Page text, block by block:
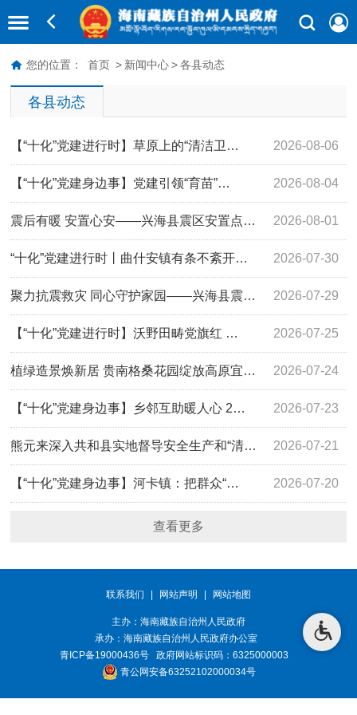
您的位置： 首页 > 新闻中心 > 各县动态
各县动态
2026-08-06
【“十化”党建进行时】草原上的“清洁卫…
2026-08-04
【“十化”党建身边事】党建引领“育苗”…
2026-08-01
震后有暖 安置心安——兴海县震区安置点…
2026-07-30
“十化”党建进行时丨曲什安镇有条不紊开…
2026-07-29
聚力抗震救灾 同心守护家园——兴海县震…
2026-07-25
【“十化”党建进行时】沃野田畴党旗红 …
2026-07-24
植绿造景焕新居 贵南格桑花园绽放高原宜…
2026-07-23
【“十化”党建身边事】乡邻互助暖人心 2…
2026-07-21
熊元来深入共和县实地督导安全生产和“清…
2026-07-20
【“十化”党建身边事】河卡镇：把群众“…
查看更多
联系我们 网站声明 网站地图
主办：海南藏族自治州人民政府
承办： 海南藏族自治州人民政府办公室
青ICP备19000436号政府网站标识码：6325000003
青公网安备63252102000034号